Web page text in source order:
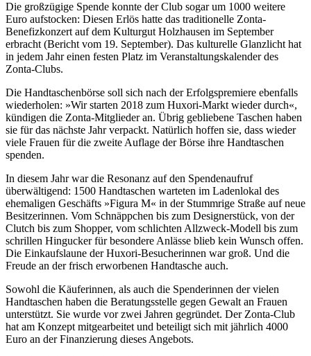
Die großzügige Spende konnte der Club sogar um 1000 weitere
Euro aufstocken: Diesen Erlös hatte das traditionelle Zonta-
Benefizkonzert auf dem Kulturgut Holzhausen im September
erbracht (Bericht vom 19. September). Das kulturelle Glanzlicht hat
in jedem Jahr einen festen Platz im Veranstaltungskalender des
Zonta-Clubs.
Die Handtaschenbörse soll sich nach der Erfolgspremiere ebenfalls
wiederholen: »Wir starten 2018 zum Huxori-Markt wieder durch«,
kündigen die Zonta-Mitglieder an. Übrig gebliebene Taschen haben
sie für das nächste Jahr verpackt. Natürlich hoffen sie, dass wieder
viele Frauen für die zweite Auflage der Börse ihre Handtaschen
spenden.
In diesem Jahr war die Resonanz auf den Spendenaufruf
überwältigend: 1500 Handtaschen warteten im Ladenlokal des
ehemaligen Geschäfts »Figura M« in der Stummrige Straße auf neue
Besitzerinnen. Vom Schnäppchen bis zum Designerstück, von der
Clutch bis zum Shopper, vom schlichten Allzweck-Modell bis zum
schrillen Hingucker für besondere Anlässe blieb kein Wunsch offen.
Die Einkaufslaune der Huxori-Besucherinnen war groß. Und die
Freude an der frisch erworbenen Handtasche auch.
Sowohl die Käuferinnen, als auch die Spenderinnen der vielen
Handtaschen haben die Beratungsstelle gegen Gewalt an Frauen
unterstützt. Sie wurde vor zwei Jahren gegründet. Der Zonta-Club
hat am Konzept mitgearbeitet und beteiligt sich mit jährlich 4000
Euro an der Finanzierung dieses Angebots.